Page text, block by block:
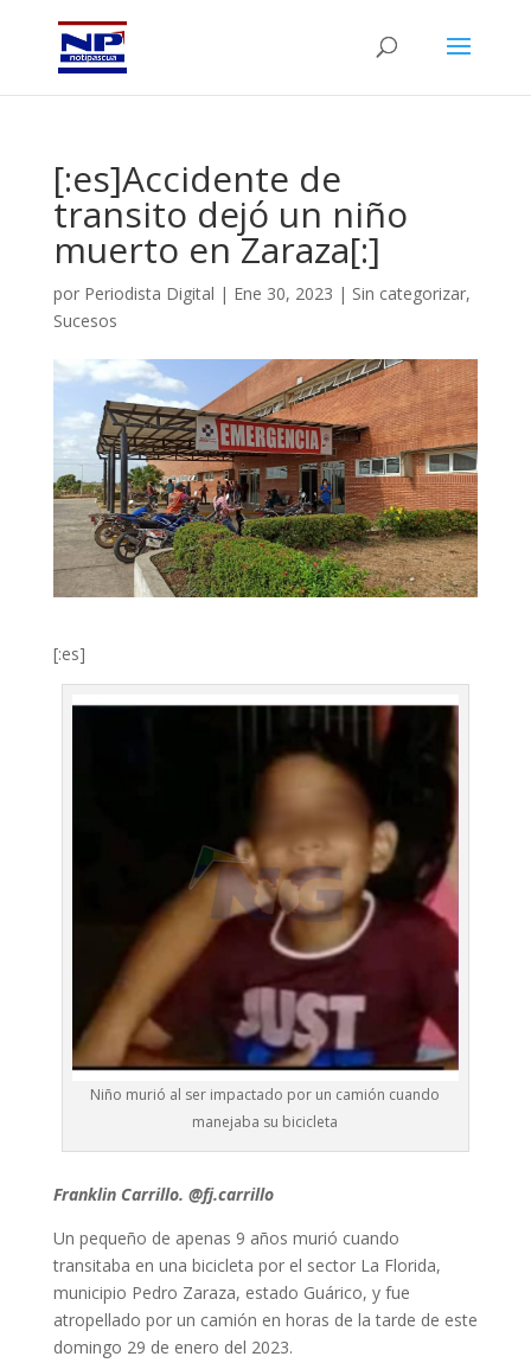
[:es]Accidente de
transito dejó un niño
muerto en Zaraza[:]
por Periodista Digital | Ene 30, 2023 | Sin categorizar,
Sucesos
[:es]
Niño murió al ser impactado por un camión cuando
manejaba su bicicleta
Franklin Carrillo. @fj.carrillo
Un pequeño de apenas 9 años murió cuando
transitaba en una bicicleta por el sector La Florida,
municipio Pedro Zaraza, estado Guárico, y fue
atropellado por un camión en horas de la tarde de este
domingo 29 de enero del 2023.